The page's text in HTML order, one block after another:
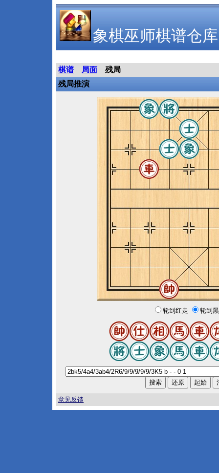
象棋巫师棋谱仓库
棋谱 局面
残局
残局推演
轮到红走 轮到
意见反馈